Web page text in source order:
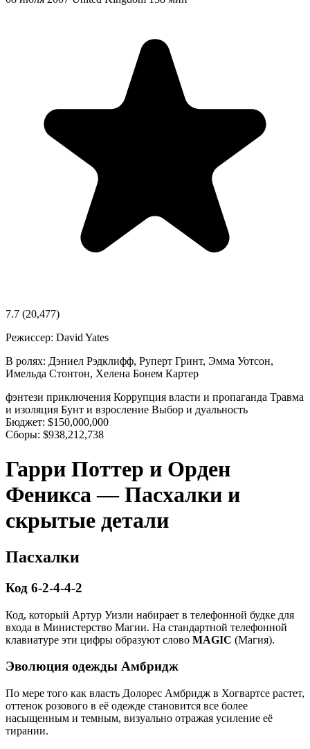
7.7 (20,477)
Режиссер: David Yates
В ролях: Дэниел Рэдклифф, Руперт Гринт, Эмма Уотсон,
Имельда Стонтон, Хелена Бонем Картер
фэнтези приключения Коррупция власти и пропаганда Травма
и изоляция Бунт и взросление Выбор и дуальность
Бюджет: $150,000,000
Сборы: $938,212,738
Гарри Поттер и Орден
Феникса — Пасхалки и
скрытые детали
Пасхалки
Код 6-2-4-4-2
Код, который Артур Уизли набирает в телефонной будке для
входа в Министерство Магии. На стандартной телефонной
клавиатуре эти цифры образуют слово MAGIC (Магия).
Эволюция одежды Амбридж
По мере того как власть Долорес Амбридж в Хогвартсе растет,
оттенок розового в её одежде становится все более
насыщенным и темным, визуально отражая усиление её
тирании.